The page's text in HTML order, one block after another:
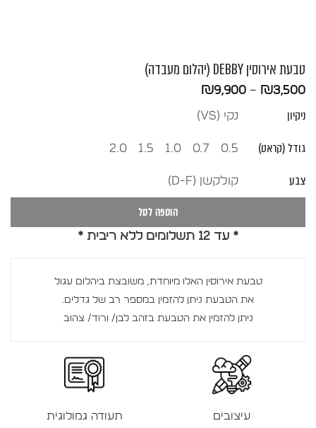
טבעת אירוסין DEBBY (יהלום מעבדה)
₪3,500
–
₪9,900
מחירים:
עד
ניקיון נקי (vs)
גודל (קראט) 0.5
0.7
1.0
1.5
2.0
צבע קולקשן (D-F)
הוספה לסל
* עד 12 תשלומים ללא ריבית *
טבעת אירוסין האלו מיוחדת, משובצת ביהלום עגול
את הטבעת ניתן להזמין במספר רב של גדלים.
ניתן להזמין את הטבעת בזהב לבן/ ורוד/ צהוב
עיצובים
תעודה גמולוגית